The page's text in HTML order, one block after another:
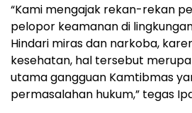
“Kami mengajak rekan-rekan
pelopor keamanan di
Hindari miras dan narkoba,
kesehatan, hal tersebut
utama gangguan Kamtibmas
permasalahan hukum,” tegas